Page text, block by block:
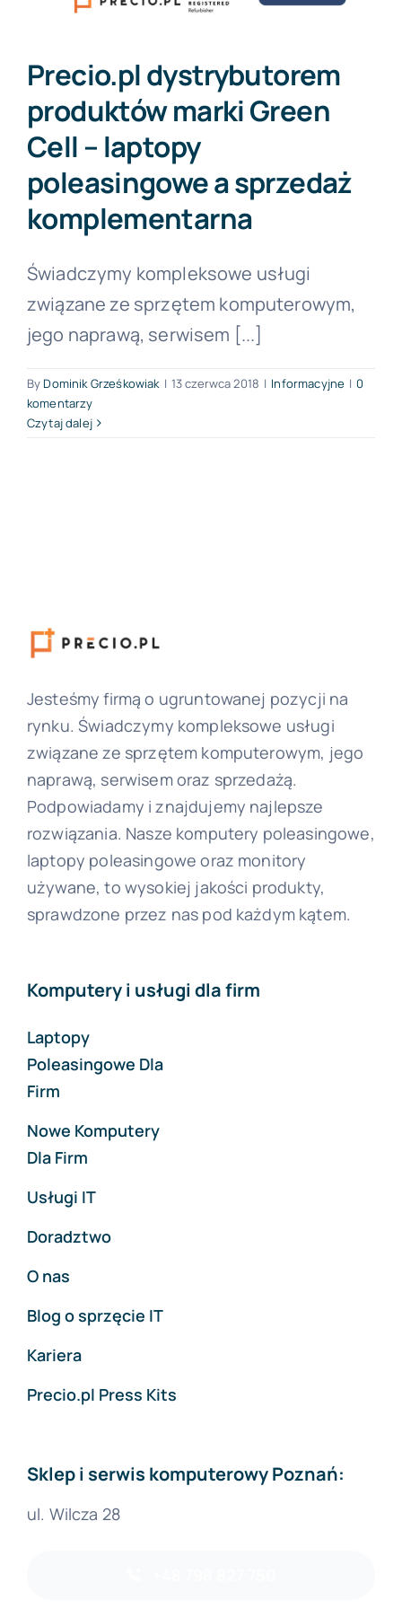
O nas
Kontakt
Precio.pl dystrybutorem
produktów marki Green
Cell – laptopy
poleasingowe a sprzedaż
komplementarna
Świadczymy kompleksowe usługi
związane ze sprzętem komputerowym,
jego naprawą, serwisem [...]
ByDominik Grześkowiak | 13 czerwca 2018 | Informacyjne | 0
komentarzy
Czytaj dalej
Jesteśmy firmą o ugruntowanej pozycji na
rynku. Świadczymy kompleksowe usługi
związane ze sprzętem komputerowym, jego
naprawą, serwisem oraz sprzedażą.
Podpowiadamy i znajdujemy najlepsze
rozwiązania. Nasze komputery poleasingowe,
laptopy poleasingowe oraz monitory
używane, to wysokiej jakości produkty,
sprawdzone przez nas pod każdym kątem.
Komputery i usługi dla firm
Laptopy
Poleasingowe Dla
Firm
Nowe Komputery
Dla Firm
Usługi IT
Doradztwo
O nas
Blog o sprzęcie IT
Kariera
Precio.pl Press Kits
Sklep i serwis komputerowy Poznań:
ul. Wilcza 28